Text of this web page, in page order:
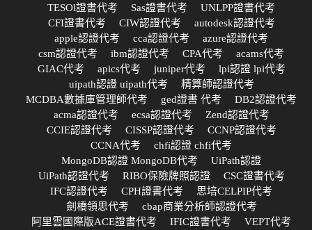
TESOl證書代考
Sas證書代考
UNLPP證書代考
CFI證書代考
CIW認證代考
autodesk認證代考
apple認證代考
cca認證代考
azure認證代考
csm認證代考
ibm認證代考 CPA代考
acams代考
GIAC代考
apics代考 juniper代考
lpi認證 lpi代考
uipath認證 uipath代考
精算師認證代考
MCDBA數據庫管理師代考
ged證書 代考
DB2認證代考
acma認證代考
ecsa認證代考
Zend認證代考
CCIE認證代考
CISSP認證代考
CCNP認證代考
CCNA代考
chfi認證 chfi代考
MongoDB認證 MongoDB代考
UiPath認證
UiPath認證代考
RIBO保險牌照認證
CSC證書代考
IFC認證代考
CPH證書代考
思培CELPIP代考
劍橋領思代考
cbap商業分析師認證代考
阿里雲國際版ACE證書代考
IFIC證書代考
VEPT代考